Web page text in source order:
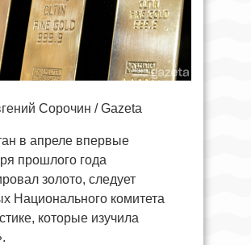
Сорочин / Gazeta
в апреле впервые
прошлого года
золото, следует
Национального комитета
которые изучила